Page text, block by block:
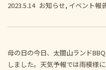
2023.5.14 お知らせ, イベント報
母の日の今日、太閤山ランド
しました。天気予報では雨模様